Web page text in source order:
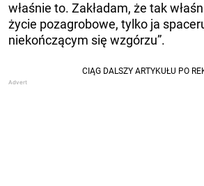
właśnie to. Zakładam, że tak
życie pozagrobowe, tylko ja
niekończącym się wzgórzu”.